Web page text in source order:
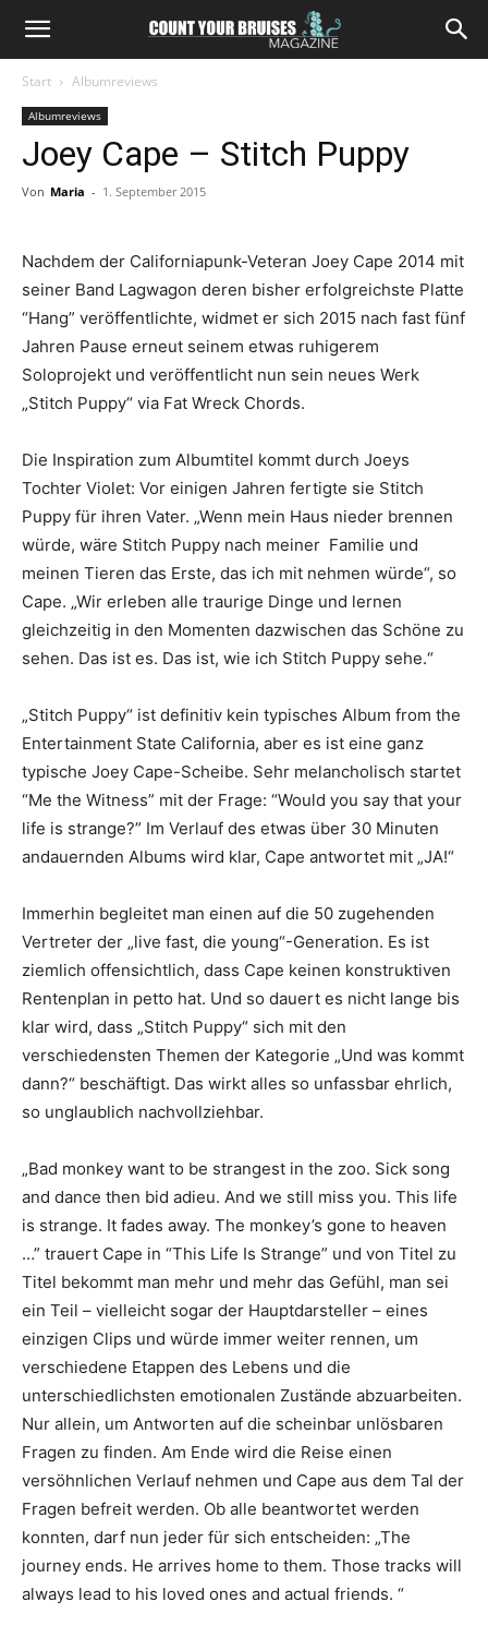
Start Albumreviews
Albumreviews
Joey Cape – Stitch Puppy
Von Maria - 1. September 2015
Nachdem der Californiapunk-Veteran Joey Cape 2014 mit
seiner Band Lagwagon deren bisher erfolgreichste Platte
“Hang” veröffentlichte, widmet er sich 2015 nach fast fünf
Jahren Pause erneut seinem etwas ruhigerem
Soloprojekt und veröffentlicht nun sein neues Werk
„Stitch Puppy“ via Fat Wreck Chords.
Die Inspiration zum Albumtitel kommt durch Joeys
Tochter Violet: Vor einigen Jahren fertigte sie Stitch
Puppy für ihren Vater. „Wenn mein Haus nieder brennen
würde, wäre Stitch Puppy nach meiner Familie und
meinen Tieren das Erste, das ich mit nehmen würde“, so
Cape. „Wir erleben alle traurige Dinge und lernen
gleichzeitig in den Momenten dazwischen das Schöne zu
sehen. Das ist es. Das ist, wie ich Stitch Puppy sehe.“
„Stitch Puppy“ ist definitiv kein typisches Album from the
Entertainment State California, aber es ist eine ganz
typische Joey Cape-Scheibe. Sehr melancholisch startet
“Me the Witness” mit der Frage: “Would you say that your
life is strange?” Im Verlauf des etwas über 30 Minuten
andauernden Albums wird klar, Cape antwortet mit „JA!“
Immerhin begleitet man einen auf die 50 zugehenden
Vertreter der „live fast, die young“-Generation. Es ist
ziemlich offensichtlich, dass Cape keinen konstruktiven
Rentenplan in petto hat. Und so dauert es nicht lange bis
klar wird, dass „Stitch Puppy“ sich mit den
verschiedensten Themen der Kategorie „Und was kommt
dann?“ beschäftigt. Das wirkt alles so unfassbar ehrlich,
so unglaublich nachvollziehbar.
„Bad monkey want to be strangest in the zoo. Sick song
and dance then bid adieu. And we still miss you. This life
is strange. It fades away. The monkey’s gone to heaven
…” trauert Cape in “This Life Is Strange” und von Titel zu
Titel bekommt man mehr und mehr das Gefühl, man sei
ein Teil – vielleicht sogar der Hauptdarsteller – eines
einzigen Clips und würde immer weiter rennen, um
verschiedene Etappen des Lebens und die
unterschiedlichsten emotionalen Zustände abzuarbeiten.
Nur allein, um Antworten auf die scheinbar unlösbaren
Fragen zu finden. Am Ende wird die Reise einen
versöhnlichen Verlauf nehmen und Cape aus dem Tal der
Fragen befreit werden. Ob alle beantwortet werden
konnten, darf nun jeder für sich entscheiden: „The
journey ends. He arrives home to them. Those tracks will
always lead to his loved ones and actual friends. “